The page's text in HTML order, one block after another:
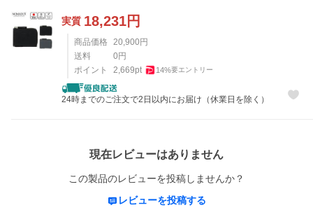
実質 18,231円
商品価格 20,900 円
送料
0 円
ポイント
2,669pt 14%要エントリー
24時までのご注文で2日以内にお届け（休業日を除く）
現在レビューはありません
この製品のレビューを投稿しませんか？
レビューを投稿する